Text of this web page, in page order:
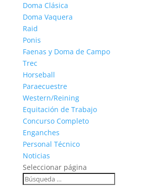
Doma Clásica
Doma Vaquera
Raid
Ponis
Faenas y Doma de Campo
Trec
Horseball
Paraecuestre
Western/Reining
Equitación de Trabajo
Concurso Completo
Enganches
Personal Técnico
Noticias
Seleccionar página